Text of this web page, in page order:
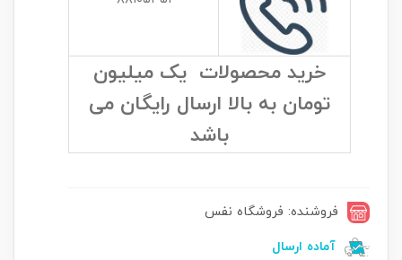
خرید محصولات یک میلیون
تومان به بالا ارسال رایگان می
باشد
فروشنده: فروشگاه نفس
آماده ارسال